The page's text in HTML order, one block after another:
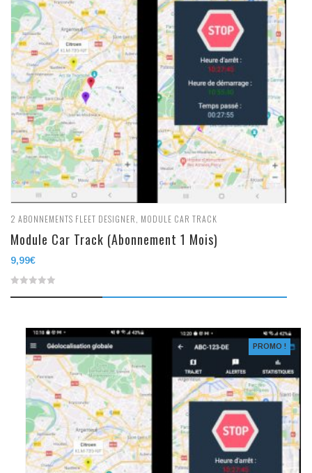
2 ABONNEMENTS FLEET DESIGNER MODULE CAR TRACK
Module Car Track (Abonnement 1 Mois)
9,99€
PROMO !